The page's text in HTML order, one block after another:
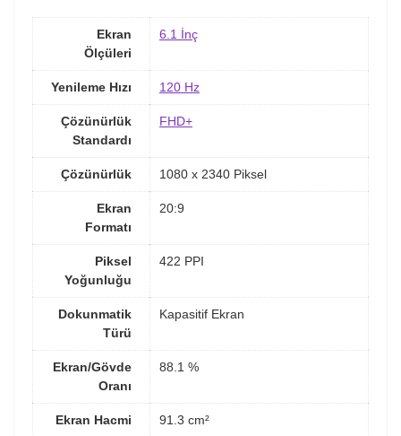
Ekran
Ölçüleri
6.1 İnç
Yenileme Hızı 120 Hz
Çözünürlük
Standardı
FHD+
Çözünürlük 1080 x 2340 Piksel
Ekran
Formatı
20:9
Piksel
Yoğunluğu
422 PPI
Dokunmatik
Türü
Kapasitif Ekran
Ekran/Gövde
Oranı
88.1 %
Ekran Hacmi 91.3 cm²